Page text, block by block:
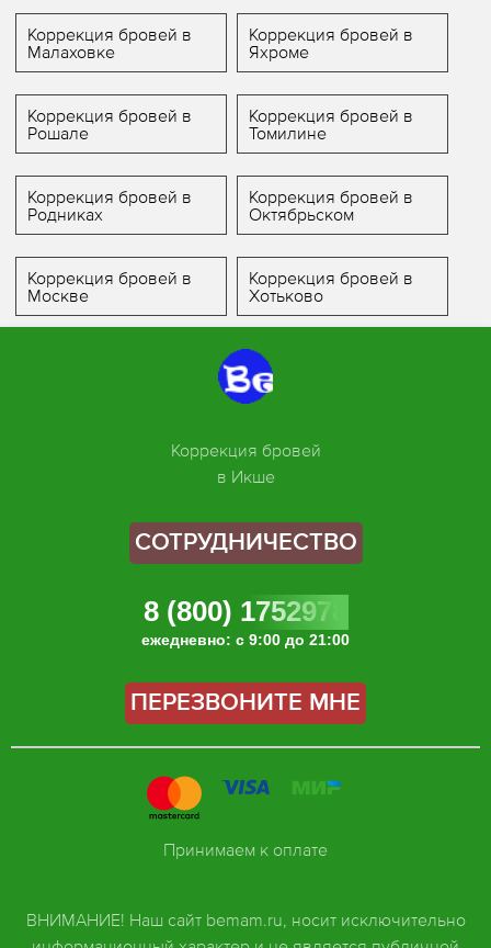
Коррекция бровей в
Малаховке
Коррекция бровей в
Яхроме
Коррекция бровей в
Рошале
Коррекция бровей в
Томилине
Коррекция бровей в
Родниках
Коррекция бровей в
Октябрьском
Коррекция бровей в
Москве
Коррекция бровей в
Хотьково
Коррекция бровей
в Икше
СОТРУДНИЧЕСТВО
8 (800) 1752978
ежедневно: с 9:00 до 21:00
ПЕРЕЗВОНИТЕ МНЕ
ВНИМАНИЕ! Наш сайт bemam.ru, носит исключительно
Принимаем к оплате